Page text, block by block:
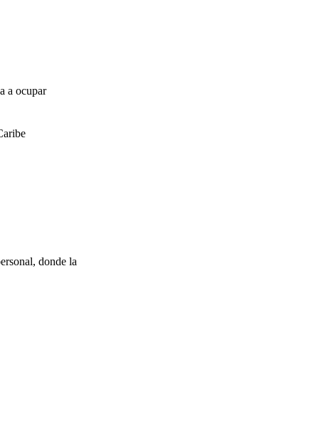
a ocupar
donde la